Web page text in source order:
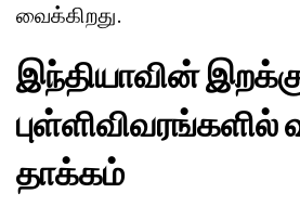
வைக்கிறது.
இந்தியாவின்
புள்ளிவிவரங்களில்
தாக்கம்